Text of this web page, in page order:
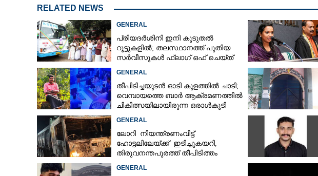
RELATED NEWS
GENERAL
പ്രിയദർശിനി ഇനി കൂടുതൽ
റൂട്ടുകളിൽ; തലസ്ഥാനത്ത് പുതിയ
സർവീസുകൾ ഫ്ലാഗ് ഒഫ് ചെയ്ത്
GENERAL
തീപിടിച്ചയുടൻ ഓടി കുളത്തിൽ ചാടി;
വെമ്പായത്തെ ബാർ ആക്രമണത്തിൽ
ചികിത്സയിലായിരുന്ന ഒരാൾകൂടി
GENERAL
ലോറി നിയന്ത്രണംവിട്ട്
ഹോട്ടലിലേയ്ക്ക് ഇടിച്ചുകയറി,
തിരുവനന്തപുരത്ത് തീപിടിത്തം
GENERAL
പൊട്ടിപ്പൊളിഞ്ഞ് പൊൻപാറ ചെരുപ്പാണി
റോഡ്